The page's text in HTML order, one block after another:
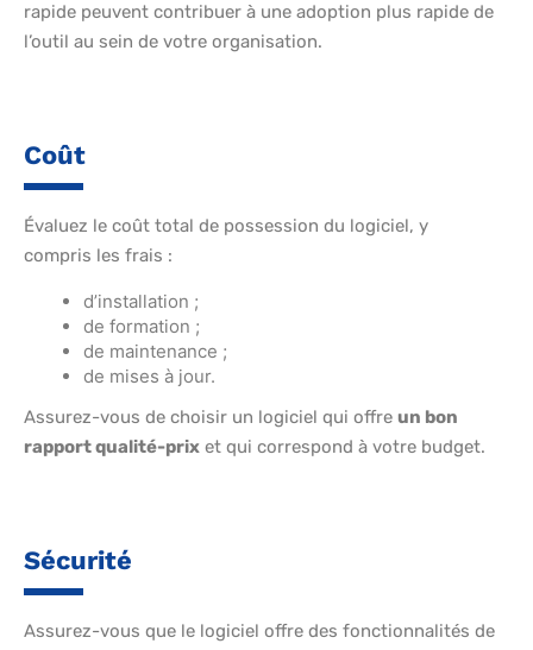
rapide peuvent contribuer à une adoption plus rapide de
l’outil au sein de votre organisation.
Coût
Évaluez le coût total de possession du logiciel, y
compris les frais :
d’installation ;
de formation ;
de maintenance ;
de mises à jour.
Assurez-vous de choisir un logiciel qui offre un bon
rapport qualité-prix et qui correspond à votre budget.
Sécurité
Assurez-vous que le logiciel offre des fonctionnalités de